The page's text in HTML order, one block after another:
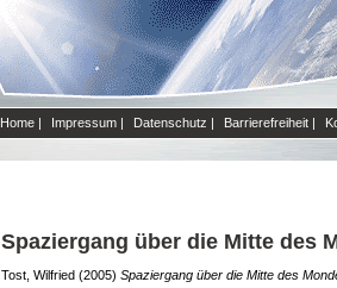
Home | Impressum | Datenschutz | Barrierefreiheit |
Spaziergang über die Mitte des
Tost, Wilfried (2005) Spaziergang über die Mitte des